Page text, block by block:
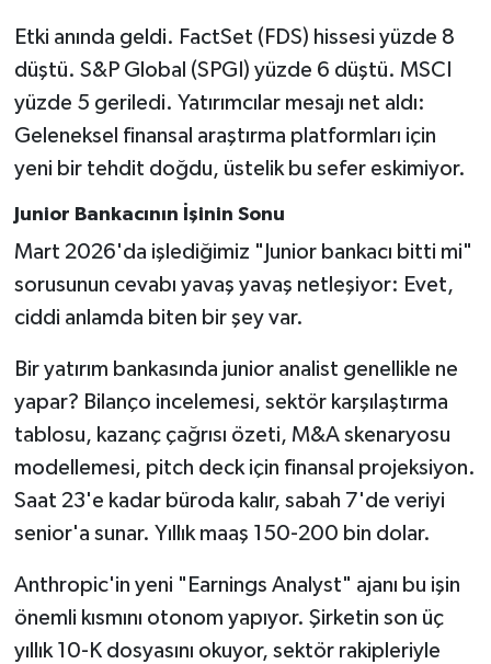
Etki anında geldi. FactSet (FDS) hissesi yüzde 8
düştü. S&P Global (SPGI) yüzde 6 düştü. MSCI
yüzde 5 geriledi. Yatırımcılar mesajı net aldı:
Geleneksel finansal araştırma platformları için
yeni bir tehdit doğdu, üstelik bu sefer eskimiyor.
Junior Bankacının İşinin Sonu
Mart 2026'da işlediğimiz "Junior bankacı bitti mi"
sorusunun cevabı yavaş yavaş netleşiyor: Evet,
ciddi anlamda biten bir şey var.
Bir yatırım bankasında junior analist genellikle ne
yapar? Bilanço incelemesi, sektör karşılaştırma
tablosu, kazanç çağrısı özeti, M&A skenaryosu
modellemesi, pitch deck için finansal projeksiyon.
Saat 23'e kadar büroda kalır, sabah 7'de veriyi
senior'a sunar. Yıllık maaş 150-200 bin dolar.
Anthropic'in yeni "Earnings Analyst" ajanı bu işin
önemli kısmını otonom yapıyor. Şirketin son üç
yıllık 10-K dosyasını okuyor, sektör rakipleriyle